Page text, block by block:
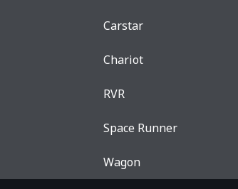
Carstar
Chariot
RVR
Space Runner
Wagon